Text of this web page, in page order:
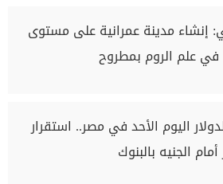
إنشاء مدينة عمرانية على مستوى
علم الروم بمطروح
اليوم الأحد في مصر.. استقرار
الجنيه بالبنوك